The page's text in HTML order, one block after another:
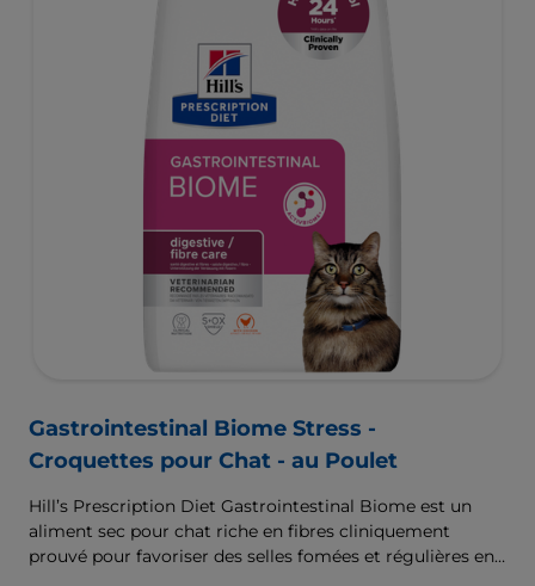
Gastrointestinal Biome Stress -
Croquettes pour Chat - au Poulet
Hill’s Prescription Diet Gastrointestinal Biome est un
aliment sec pour chat riche en fibres cliniquement
prouvé pour favoriser des selles fomées et régulières en